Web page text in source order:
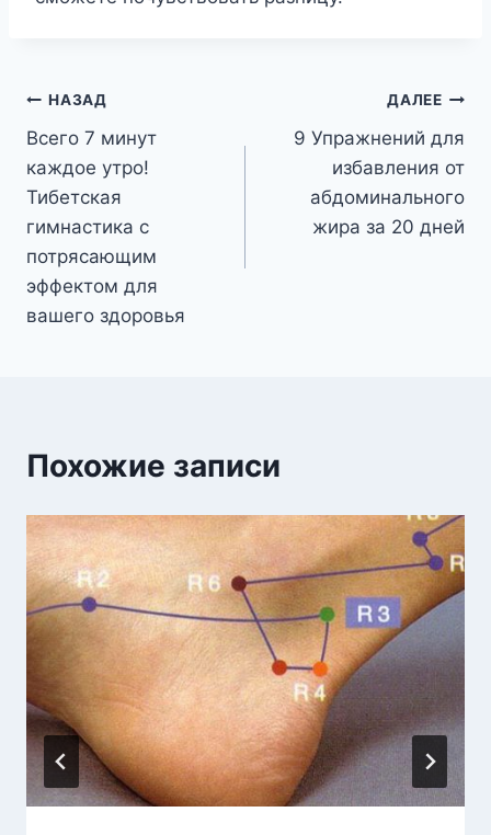
Навигация
по
записям
НАЗАД
Всего 7 минут
каждое утро!
Тибетская
гимнастика с
потрясающим
эффектом для
вашего здоровья
ДАЛЕЕ
9 Упражнений для
избавления от
абдоминального
жира за 20 дней
Похожие записи